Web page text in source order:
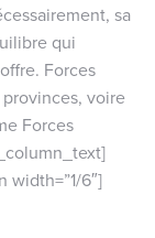
sa
qui
Forces
voire
Forces
6″]